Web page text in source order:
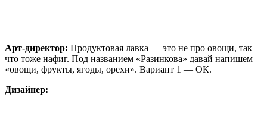
Арт-директор: Продуктовая лавка — это не про овощи, так
что тоже нафиг. Под названием «Разинкова» давай напишем
«овощи, фрукты, ягоды, орехи». Вариант 1 — ОК.
Дизайнер: